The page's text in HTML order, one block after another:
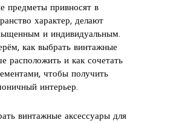
предметы привносят в
характер, делают
и индивидуальным.
как выбрать винтажные
расположить и как сочетать
чтобы получить
интерьер.
винтажные аксессуары для